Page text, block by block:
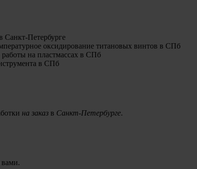
на заказ в Санкт-Петербурге.
вами.